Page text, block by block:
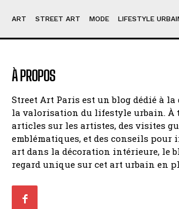
ART STREET ART MODE LIFESTYLE
À PROPOS
Street Art Paris est un blog dédié à la
la valorisation du lifestyle urbain. À
articles sur les artistes, des visites
emblématiques, et des conseils pour
art dans la décoration intérieure, le
regard unique sur cet art urbain en